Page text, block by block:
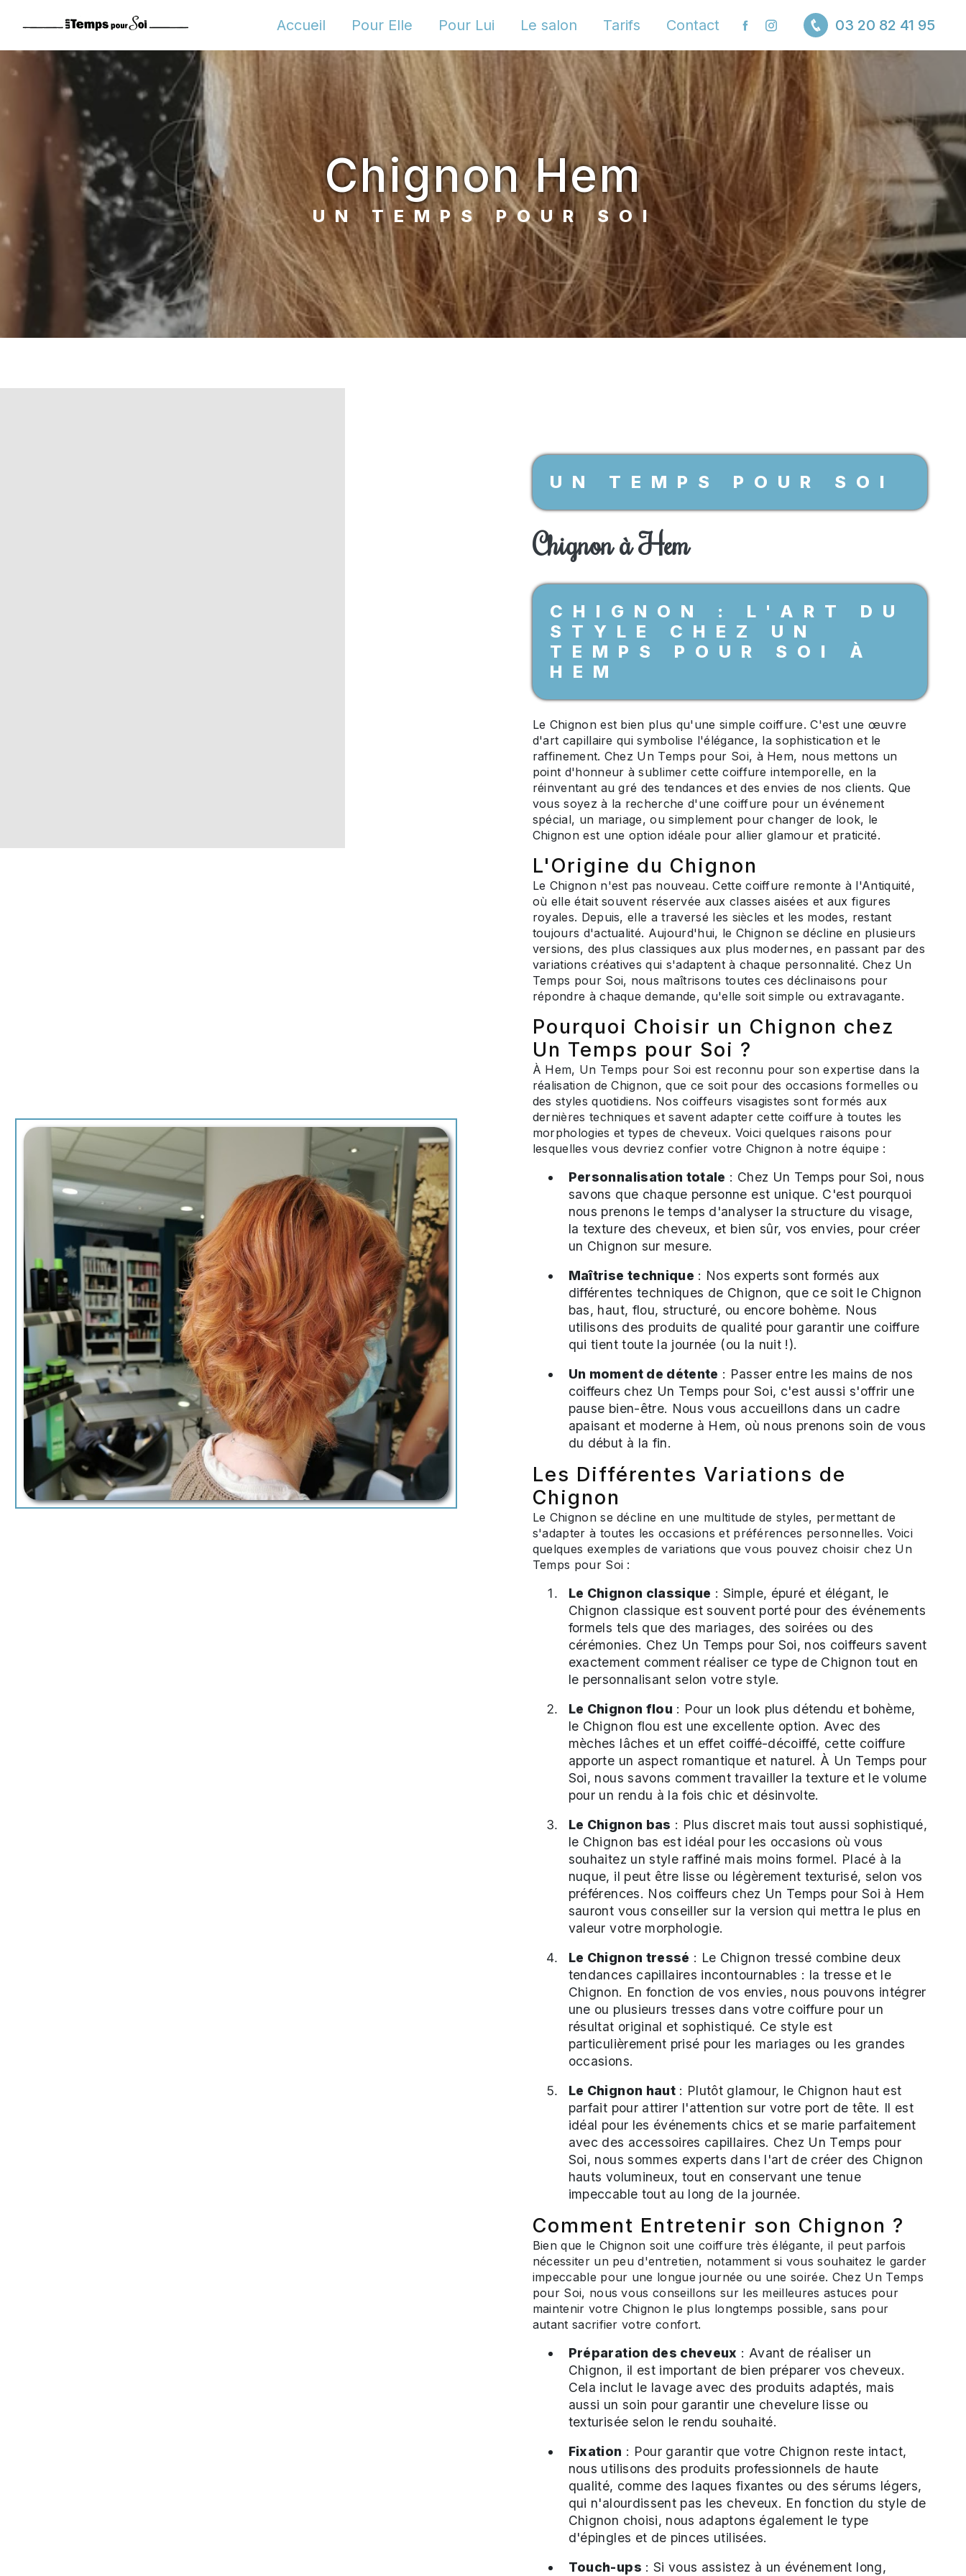
Accueil Pour Elle Pour Lui Le salon Tarifs Contact 03 20 82 41 95
Chignon Hem
UN TEMPS POUR SOI
UN TEMPS POUR SOI
Chignon à Hem
CHIGNON : L'ART DU
STYLE CHEZ UN
TEMPS POUR SOI À
HEM
Le Chignon est bien plus qu'une simple coiffure. C'est une œuvre
d'art capillaire qui symbolise l'élégance, la sophistication et le
raffinement. Chez Un Temps pour Soi, à Hem, nous mettons un
point d'honneur à sublimer cette coiffure intemporelle, en la
réinventant au gré des tendances et des envies de nos clients. Que
vous soyez à la recherche d'une coiffure pour un événement
spécial, un mariage, ou simplement pour changer de look, le
Chignon est une option idéale pour allier glamour et praticité.
L'Origine du Chignon
Le Chignon n'est pas nouveau. Cette coiffure remonte à l'Antiquité,
où elle était souvent réservée aux classes aisées et aux figures
royales. Depuis, elle a traversé les siècles et les modes, restant
toujours d'actualité. Aujourd'hui, le Chignon se décline en plusieurs
versions, des plus classiques aux plus modernes, en passant par des
variations créatives qui s'adaptent à chaque personnalité. Chez Un
Temps pour Soi, nous maîtrisons toutes ces déclinaisons pour
répondre à chaque demande, qu'elle soit simple ou extravagante.
Pourquoi Choisir un Chignon chez
Un Temps pour Soi ?
À Hem, Un Temps pour Soi est reconnu pour son expertise dans la
réalisation de Chignon, que ce soit pour des occasions formelles ou
des styles quotidiens. Nos coiffeurs visagistes sont formés aux
dernières techniques et savent adapter cette coiffure à toutes les
morphologies et types de cheveux. Voici quelques raisons pour
lesquelles vous devriez confier votre Chignon à notre équipe :
Personnalisation totale : Chez Un Temps pour Soi, nous
savons que chaque personne est unique. C'est pourquoi
nous prenons le temps d'analyser la structure du visage,
la texture des cheveux, et bien sûr, vos envies, pour créer
un Chignon sur mesure.
Maîtrise technique : Nos experts sont formés aux
différentes techniques de Chignon, que ce soit le Chignon
bas, haut, flou, structuré, ou encore bohème. Nous
utilisons des produits de qualité pour garantir une coiffure
qui tient toute la journée (ou la nuit !).
Un moment de détente : Passer entre les mains de nos
coiffeurs chez Un Temps pour Soi, c'est aussi s'offrir une
pause bien-être. Nous vous accueillons dans un cadre
apaisant et moderne à Hem, où nous prenons soin de vous
du début à la fin.
Les Différentes Variations de
Chignon
Le Chignon se décline en une multitude de styles, permettant de
s'adapter à toutes les occasions et préférences personnelles. Voici
quelques exemples de variations que vous pouvez choisir chez Un
Temps pour Soi :
Le Chignon classique : Simple, épuré et élégant, le
Chignon classique est souvent porté pour des événements
formels tels que des mariages, des soirées ou des
cérémonies. Chez Un Temps pour Soi, nos coiffeurs savent
exactement comment réaliser ce type de Chignon tout en
le personnalisant selon votre style.
Le Chignon flou : Pour un look plus détendu et bohème,
le Chignon flou est une excellente option. Avec des
mèches lâches et un effet coiffé-décoiffé, cette coiffure
apporte un aspect romantique et naturel. À Un Temps pour
Soi, nous savons comment travailler la texture et le volume
pour un rendu à la fois chic et désinvolte.
Le Chignon bas : Plus discret mais tout aussi sophistiqué,
le Chignon bas est idéal pour les occasions où vous
souhaitez un style raffiné mais moins formel. Placé à la
nuque, il peut être lisse ou légèrement texturisé, selon vos
préférences. Nos coiffeurs chez Un Temps pour Soi à Hem
sauront vous conseiller sur la version qui mettra le plus en
valeur votre morphologie.
Le Chignon tressé : Le Chignon tressé combine deux
tendances capillaires incontournables : la tresse et le
Chignon. En fonction de vos envies, nous pouvons intégrer
une ou plusieurs tresses dans votre coiffure pour un
résultat original et sophistiqué. Ce style est
particulièrement prisé pour les mariages ou les grandes
occasions.
Le Chignon haut: Plutôt glamour, le Chignon haut est
parfait pour attirer l'attention sur votre port de tête. Il est
idéal pour les événements chics et se marie parfaitement
avec des accessoires capillaires. Chez Un Temps pour
Soi, nous sommes experts dans l'art de créer des Chignon
hauts volumineux, tout en conservant une tenue
impeccable tout au long de la journée.
Comment Entretenir son Chignon ?
Bien que le Chignon soit une coiffure très élégante, il peut parfois
nécessiter un peu d'entretien, notamment si vous souhaitez le garder
impeccable pour une longue journée ou une soirée. Chez Un Temps
pour Soi, nous vous conseillons sur les meilleures astuces pour
maintenir votre Chignon le plus longtemps possible, sans pour
autant sacrifier votre confort.
Préparation des cheveux : Avant de réaliser un
Chignon, il est important de bien préparer vos cheveux.
Cela inclut le lavage avec des produits adaptés, mais
aussi un soin pour garantir une chevelure lisse ou
texturisée selon le rendu souhaité.
Fixation : Pour garantir que votre Chignon reste intact,
nous utilisons des produits professionnels de haute
qualité, comme des laques fixantes ou des sérums légers,
qui n'alourdissent pas les cheveux. En fonction du style de
Chignon choisi, nous adaptons également le type
d'épingles et de pinces utilisées.
Touch-ups : Si vous assistez à un événement long,